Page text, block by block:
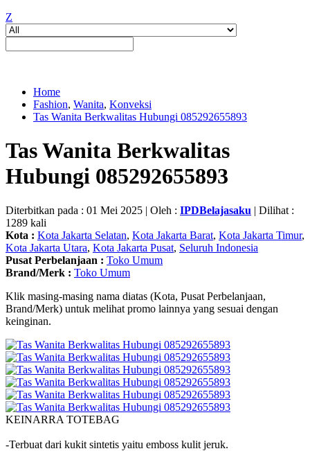
Z
Home
Fashion, Wanita, Konveksi
Tas Wanita Berkwalitas Hubungi 085292655893
Tas Wanita Berkwalitas
Hubungi 085292655893
Diterbitkan pada : 01 Mei 2025 | Oleh : IPDBelajasaku | Dilihat :
1289 kali
Kota : Kota Jakarta Selatan, Kota Jakarta Barat, Kota Jakarta Timur,
Kota Jakarta Utara, Kota Jakarta Pusat, Seluruh Indonesia
Pusat Perbelanjaan : Toko Umum
Brand/Merk : Toko Umum
Klik masing-masing nama diatas (Kota, Pusat Perbelanjaan,
Brand/Merk) untuk melihat promo lainnya yang sesuai dengan
keinginan.
KEINARRA TOTEBAG
-Terbuat dari kukit sintetis yaitu emboss kulit jeruk.